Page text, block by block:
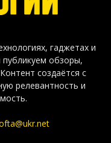
гаджетах и
обзоры,
создаётся с
релевантность и